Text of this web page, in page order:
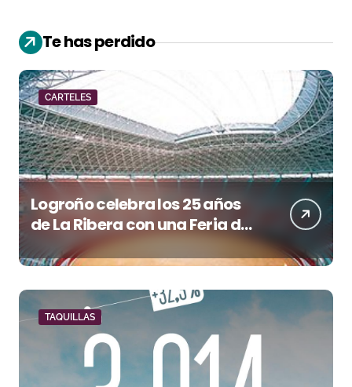
Te has perdido
CARTELES
Logroño celebra los 25 años
de La Ribera con una Feria de
San Mateo de máxima
categoría
TAQUILLAS